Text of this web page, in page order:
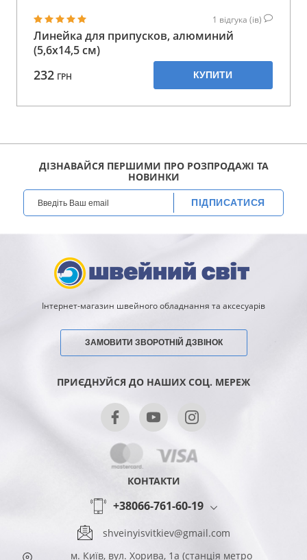
1 відгука (ів)
Линейка для припусков, алюминий
(5,6x14,5 см)
232 ГРН КУПИТИ
ДІЗНАВАЙСЯ ПЕРШИМИ ПРО РОЗПРОДАЖІ ТА
НОВИНКИ
ПІДПИСАТИСЯ
Інтернет-магазин швейного обладнання та аксесуарів
ЗАМОВИТИ ЗВОРОТНІЙ ДЗВІНОК
ПРИЄДНУЙСЯ ДО НАШИХ СОЦ. МЕРЕЖ
КОНТАКТИ
+38066-761-60-19
shveinyisvitkiev@gmail.com
м. Київ, вул. Хорива, 1а (станція метро